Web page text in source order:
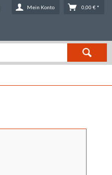
Mein Konto 0,00 € *